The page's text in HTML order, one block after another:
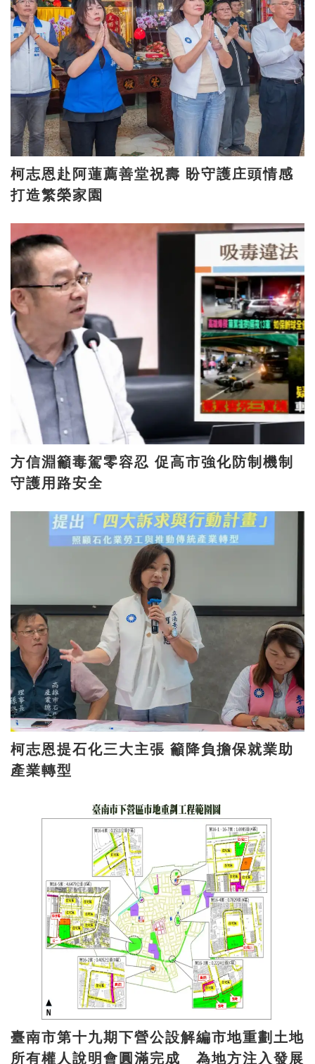
柯志恩赴阿蓮薦善堂祝壽 盼守護庄頭情感
打造繁榮家園
方信淵籲毒駕零容忍 促高市強化防制機制
守護用路安全
柯志恩提石化三大主張 籲降負擔保就業助
產業轉型
臺南市第十九期下營公設解編市地重劃土地
所有權人說明會圓滿完成 為地方注入發展